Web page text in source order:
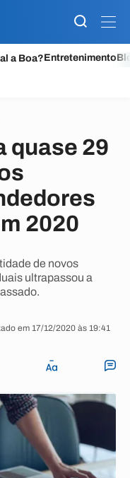
a Boa?Entretenimento
quase 29
2020
de novos
ultrapassou a
em 17/12/2020 às 19:41